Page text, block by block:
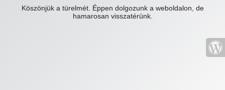
Köszönjük a türelmét. Éppen dolgozunk a weboldalon, de
hamarosan visszatérünk.